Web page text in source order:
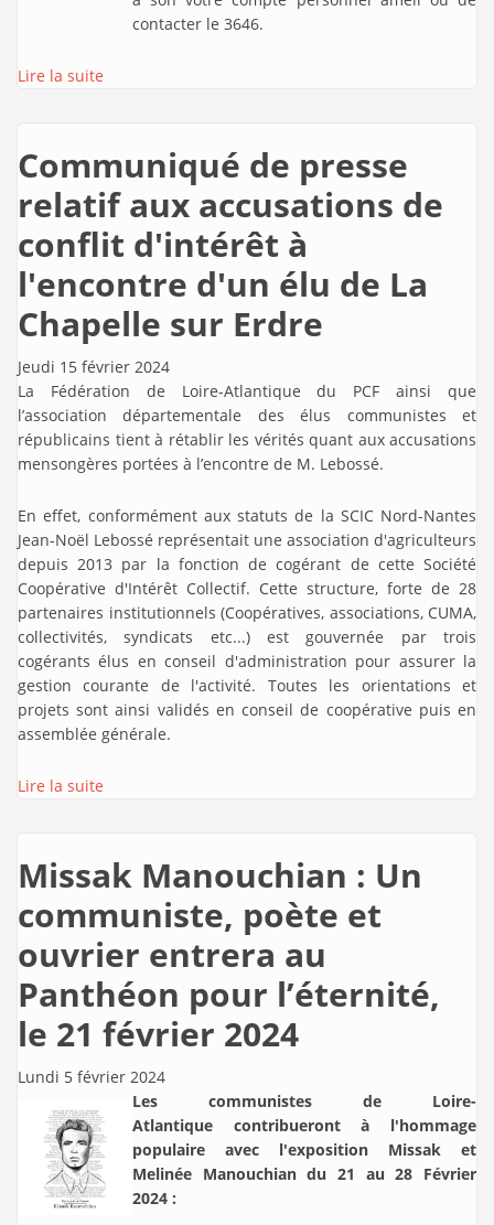
contacter le 3646.
Lire la suite
Communiqué de presse
relatif aux accusations de
conflit d'intérêt à
l'encontre d'un élu de La
Chapelle sur Erdre
Jeudi 15 février 2024
La Fédération de Loire-Atlantique du PCF ainsi que
l’association départementale des élus communistes et
républicains tient à rétablir les vérités quant aux accusations
mensongères portées à l’encontre de M. Lebossé.
En effet, conformément aux statuts de la SCIC Nord-Nantes
Jean-Noël Lebossé représentait une association d'agriculteurs
depuis 2013 par la fonction de cogérant de cette Société
Coopérative d'Intérêt Collectif. Cette structure, forte de 28
partenaires institutionnels (Coopératives, associations, CUMA,
collectivités, syndicats etc...) est gouvernée par trois
cogérants élus en conseil d'administration pour assurer la
gestion courante de l'activité. Toutes les orientations et
projets sont ainsi validés en conseil de coopérative puis en
assemblée générale.
Lire la suite
Missak Manouchian : Un
communiste, poète et
ouvrier entrera au
Panthéon pour l’éternité,
le 21 février 2024
Lundi 5 février 2024
Les communistes de Loire-
Atlantique contribueront à l'hommage
populaire avec l'exposition Missak et
Melinée Manouchian du 21 au 28 Février
2024 :